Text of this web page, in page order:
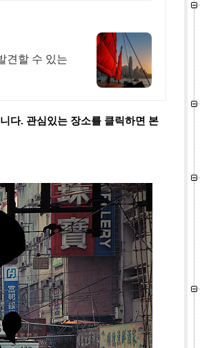
견할 수 있는
다. 관심있는 장소를 클릭하면 본